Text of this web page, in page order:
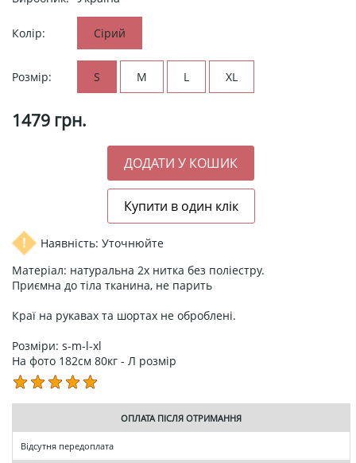
Колір: Сірий
Розмір: S M L XL
1479 грн.
Наявність: Уточнюйте
Матеріал: натуральна 2х нитка без поліестру.
Приємна до тіла тканина, не парить
Краї на рукавах та шортах не оброблені.
Розміри: s-m-l-xl
На фото 182см 80кг - Л розмір
ОПЛАТА ПІСЛЯ ОТРИМАННЯ
Відсутня передоплата